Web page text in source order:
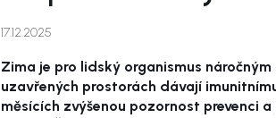
17.12.2025
Zima je pro lidský organismus
uzavřených prostorách dávají
měsících zvýšenou pozornost prevenci